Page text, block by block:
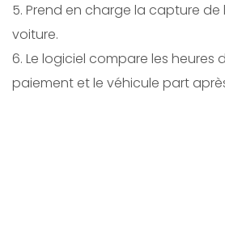
5. Prend en charge la capture
voiture.
6. Le logiciel compare les
paiement et le véhicule part